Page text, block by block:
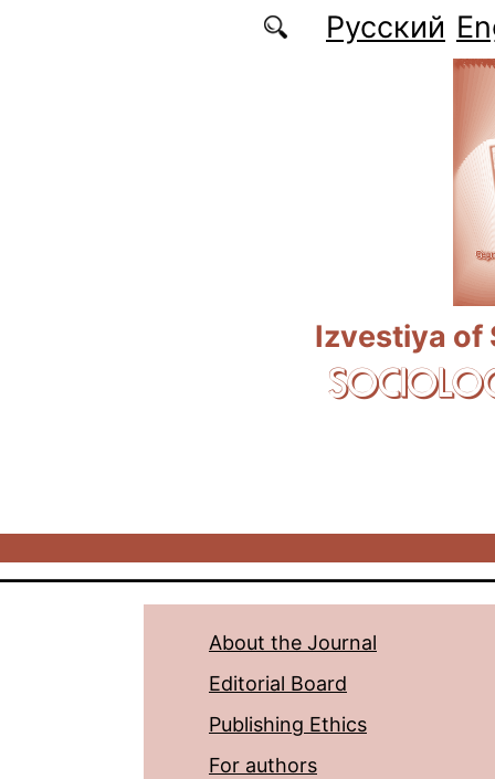
Русский
Izvestiya of
About the Journal
Editorial Board
Publishing Ethics
For authors